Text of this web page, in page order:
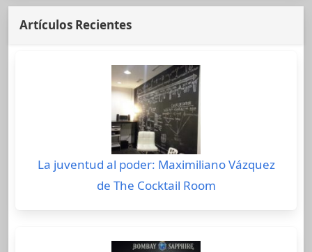
Artículos Recientes
La juventud al poder: Maximiliano Vázquez
de The Cocktail Room